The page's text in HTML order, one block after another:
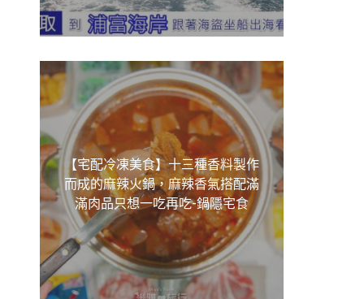
【宅配冷凍美食】十三種香料製作
而成的麻辣火鍋，麻辣香氣搭配滿
滿肉品只想一吃再吃-鍋隱宅食